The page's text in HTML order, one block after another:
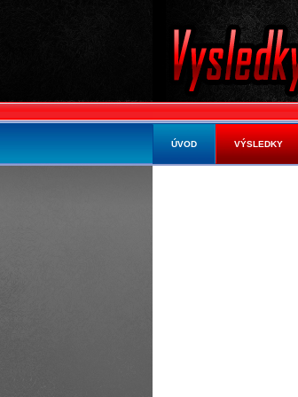
ÚVOD VÝSLEDKY